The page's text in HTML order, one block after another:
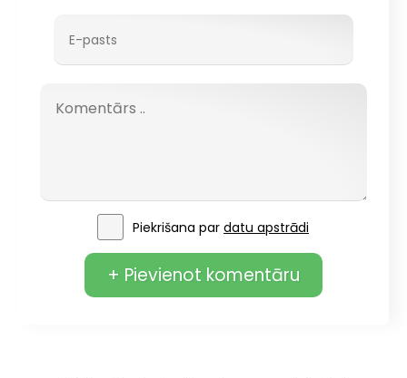
Piekrišana par datu apstrādi
+ Pievienot komentāru